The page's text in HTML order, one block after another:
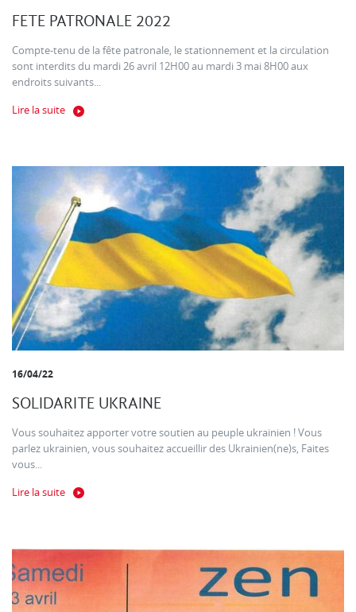
FETE PATRONALE 2022
Compte-tenu de la fête patronale, le stationnement et la circulation
sont interdits du mardi 26 avril 12H00 au mardi 3 mai 8H00 aux
endroits suivants...
Lire la suite
16/04/22
SOLIDARITE UKRAINE
Vous souhaitez apporter votre soutien au peuple ukrainien ! Vous
parlez ukrainien, vous souhaitez accueillir des Ukrainien(ne)s, Faites
vous...
Lire la suite